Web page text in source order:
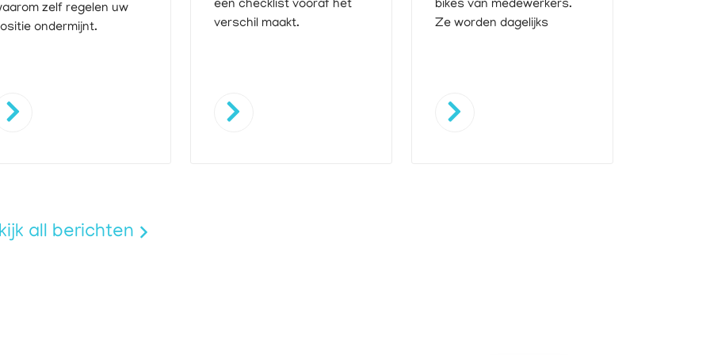
zelf regelen uw
ondermijnt.
een checklist vooraf het
verschil maakt.
bikes van medewerkers.
Ze worden dagelijks
all berichten